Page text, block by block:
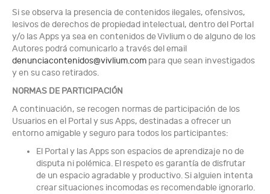
Si se observa la presencia de contenidos ilegales, ofensivos,
lesivos de derechos de propiedad intelectual, dentro del Portal
y/o las Apps ya sea en contenidos de Vivlium o de alguno de los
Autores podrá comunicarlo a través del email
denunciacontenidos@vivlium.com para que sean investigados
y en su caso retirados.
NORMAS DE PARTICIPACIÓN
A continuación, se recogen normas de participación de los
Usuarios en el Portal y sus Apps, destinadas a ofrecer un
entorno amigable y seguro para todos los participantes:
El Portal y las Apps son espacios de aprendizaje no de
disputa ni polémica. El respeto es garantía de disfrutar
de un espacio agradable y productivo. Si alguien intenta
crear situaciones incomodas es recomendable ignorarlo.